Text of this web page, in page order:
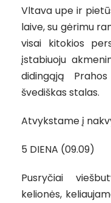
Vltava upe ir
laive, su gėrimu
visai kitokios
įstabiuoju
didingąją
švediškas stalas.
Atvykstame į
5 DIENA (09.09)
Pusryčiai
kelionės,